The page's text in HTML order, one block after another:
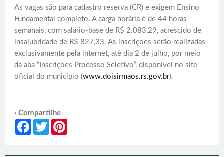
As vagas são para cadastro reserva (CR) e exigem Ensino
Fundamental completo. A carga horária é de 44 horas
semanais, com salário-base de R$ 2.083,29, acrescido de
insalubridade de R$ 827,33. As inscrições serão realizadas
exclusivamente pela internet, até dia 2 de julho, por meio
da aba “Inscrições Processo Seletivo”, disponível no site
oficial do município (www.doisirmaos.rs.gov.br).
› Compartilhe
Facebook
Twitter